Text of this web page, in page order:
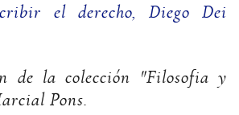
el derecho, Diego Dei
de la colección "Filosofia y
Pons.